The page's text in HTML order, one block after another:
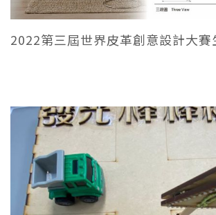
2022第三屆世界皮革創意設計大賽